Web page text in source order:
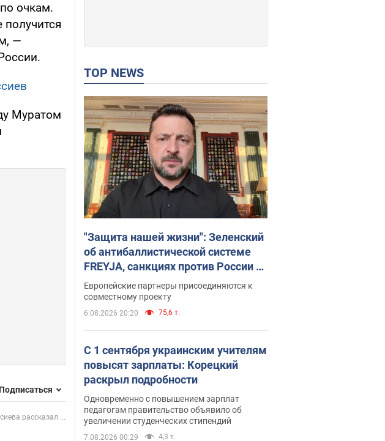
очкам.
—
Муратом
Подписаться
рассказал ...
TOP NEWS
"Защита нашей жизни": Зеленский
об антибаллистической системе
FREYJA, санкциях против России и
поддержке аграриев. Видео
Европейские партнеры присоединяются к
совместному проекту
6.08.2026 20:20 75,6 т.
С 1 сентября украинским учителям
повысят зарплаты: Корецкий
раскрыл подробности
Одновременно с повышением зарплат
педагогам правительство объявило об
увеличении студенческих стипендий
7.08.2026 00:29 4,3 т.